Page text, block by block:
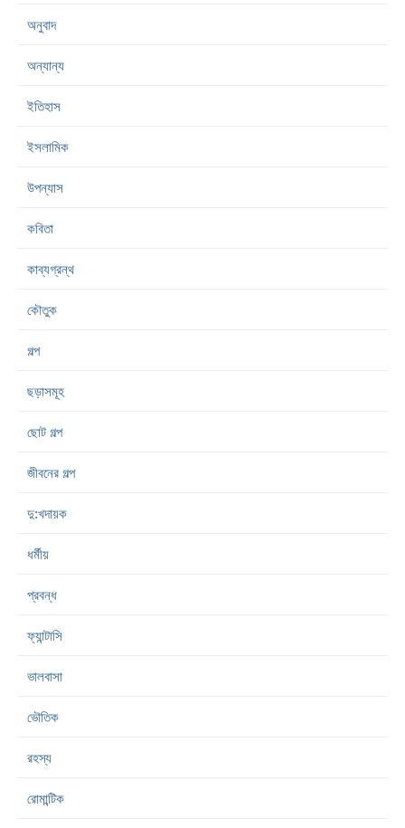
অনুবাদ
অন্যান্য
ইতিহাস
ইসলামিক
উপন্যাস
কবিতা
কাব্যগ্রন্থ
কৌতুক
গল্প
ছড়াসমূহ
ছোট গল্প
জীবনের গল্প
দু:খদায়ক
ধর্মীয়
প্রবন্ধ
ফ্যান্টাসি
ভালবাসা
ভৌতিক
রহস্য
রোমান্টিক